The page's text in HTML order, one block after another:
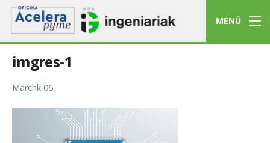
MENÚ
imgres-1
Marchk 06